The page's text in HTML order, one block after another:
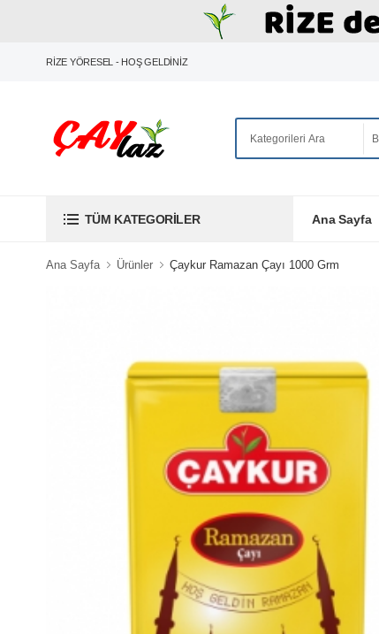
RİZE YÖRESEL - HOŞ GELDİNİZ
TÜM KATEGORILER Ana Sayfa
Ana Sayfa Ürünler Çaykur Ramazan Çayı 1000 Grm